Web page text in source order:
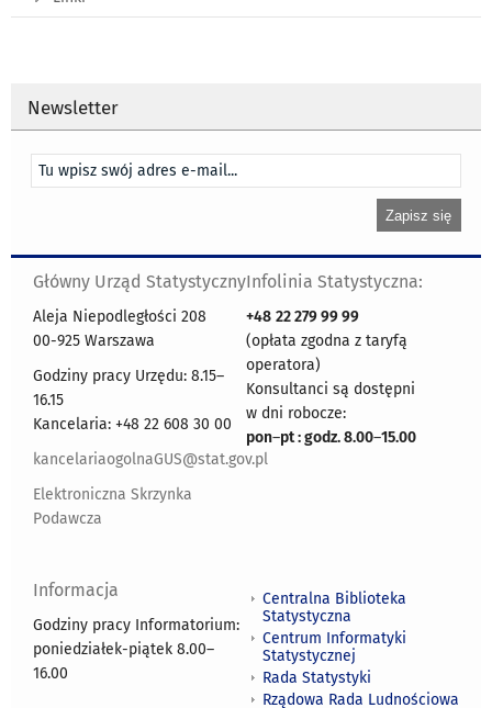
Newsletter
Główny Urząd Statystyczny
Aleja Niepodległości 208
00-925 Warszawa
Godziny pracy Urzędu: 8.15–
16.15
Kancelaria: +48 22 608 30 00
kancelariaogolnaGUS@stat.gov.pl
Elektroniczna Skrzynka
Podawcza
Infolinia Statystyczna:
+48 22 279 99 99
(opłata zgodna z taryfą
operatora)
Konsultanci są dostępni
w dni robocze:
pon–pt : godz. 8.00–15.00
Informacja
Godziny pracy Informatorium:
poniedziałek-piątek 8.00–
16.00
Centralna Biblioteka
Statystyczna
Centrum Informatyki
Statystycznej
Rada Statystyki
Rządowa Rada Ludnościowa